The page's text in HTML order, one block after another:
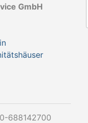
GmbH
688142700